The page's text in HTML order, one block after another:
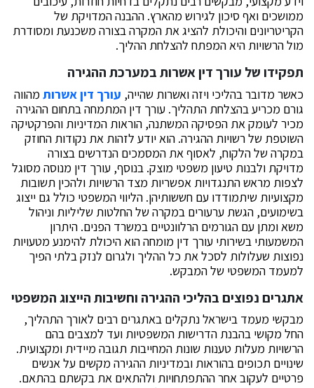
ממושכים ואף סיכון לגירוש מהארץ. ההבנה המדויקת של
הקריטריונים והיכולת להציג את המקרה בצורה משכנעת ומסודרת
מול הרשויות היא המפתח להצלחת ההליך.
תפקידו של עורך דין אשרות במערכת ההגירה
כאשר מדובר בהליכי ויזה ואשרות שהייה, עורך דין אשרות מהווה
גורם מכריע בהצלחת התהליך. עורך דין המתמחה בתחום ההגירה
מכיר לעומק את הפסיקה המשתנה, הוראות המדיניות והפרקטיקה
השוטפת של רשויות ההגירה. הוא יודע לזהות את נקודות החוזק
במקרה של הלקוח, לאסוף את המסמכים הנדרשים בצורה
מדויקת ולבנות טיעון משפטי מוצק. בנוסף, עורך דין מנוסה מסוגל
לצפות מראש התנגדויות אפשריות מצד הרשויות ולהכין תשובות
מקצועיות שיתמודדו עם חששותיהן. הליווי המשפטי כולל גם ייצוג
בשימועים, הגשת ערעורים במקרה של החלטות שליליות וניהול
משא ומתן עם הגורמים הרלוונטיים במשרד הפנים. היתרון
המשמעותי בשירותי עורך דין מומחה הוא היכולת להימנע מטעויות
נפוצות שעלולות לסכל את כל ההליך ולגרום לנזק בלתי הפיך
למעמד המשפטי של המבקש.
אתגרים נפוצים בהליכי ההגירה וחשיבות הייצוג המשפטי
מבקשי מעמד בישראל נתקלים באתגרים רבים לאורך התהליך,
החל מקושי בהבנת הדרישות המשפטיות ועד למצבים בהם
הרשויות מעלות טענות שונות המחייבות תגובה מיידית ומקצועית.
שינויים תכופים בהוראות ובמדיניות ההגירה מקשים על אנשים
פרטיים לעקוב אחר ההתפתחויות ולהתאים את בקשתם בהתאם.